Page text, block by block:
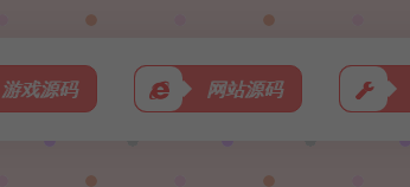
游戏源码 网站源码